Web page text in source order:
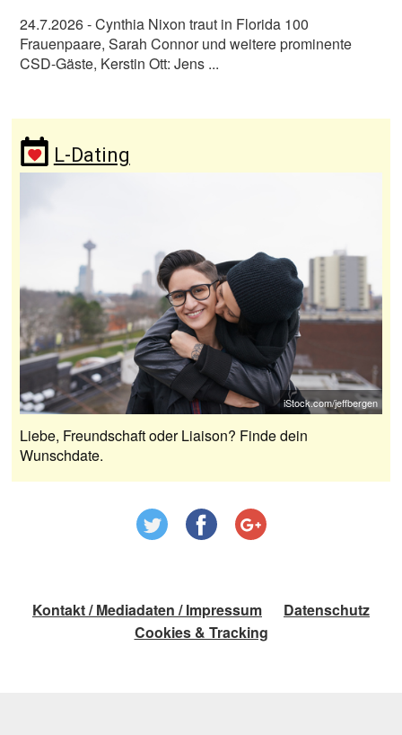
24.7.2026- Cynthia Nixon traut in Florida 100
Frauenpaare, Sarah Connor und weitere prominente
CSD-Gäste, Kerstin Ott: Jens ...
L-Dating
iStock.com/jeffbergen
Liebe, Freundschaft oder Liaison? Finde dein
Wunschdate.
Kontakt / Mediadaten / Impressum
Datenschutz
Cookies & Tracking